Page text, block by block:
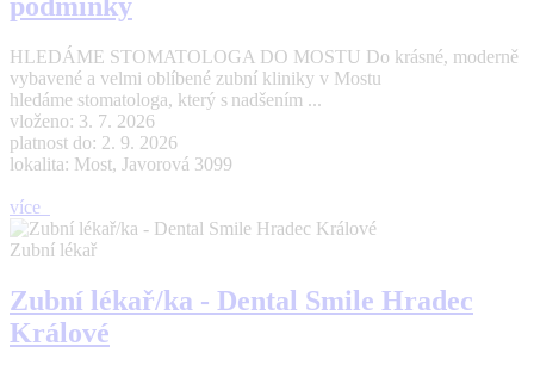
HLEDÁME STOMATOLOGA DO MOSTU Do krásné, moderně
vybavené a velmi oblíbené zubní kliniky v Mostu
hledáme stomatologa, který s nadšením ...
vloženo: 3. 7. 2026
platnost do: 2. 9. 2026
lokalita: Most, Javorová 3099
více
Zubní lékař
Zubní lékař/ka - Dental Smile Hradec
Králové